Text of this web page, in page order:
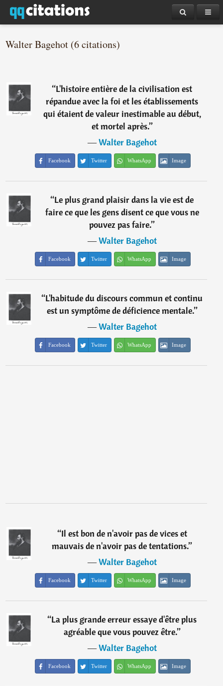
Walter Bagehot (6 citations)
“L'histoire entière de la civilisation est
répandue avec la foi et les établissements
qui étaient de valeur inestimable au début,
et mortel après.”
―Walter Bagehot
Facebook Twitter WhatsApp Image
“Le plus grand plaisir dans la vie est de
faire ce que les gens disent ce que vous ne
pouvez pas faire.”
―Walter Bagehot
Facebook Twitter WhatsApp Image
“L'habitude du discours commun et continu
est un symptôme de déficience mentale.”
―Walter Bagehot
Facebook Twitter WhatsApp Image
“Il est bon de n'avoir pas de vices et
mauvais de n'avoir pas de tentations.”
―Walter Bagehot
Facebook Twitter WhatsApp Image
“La plus grande erreur essaye d'être plus
agréable que vous pouvez être.”
―Walter Bagehot
Facebook Twitter WhatsApp Image